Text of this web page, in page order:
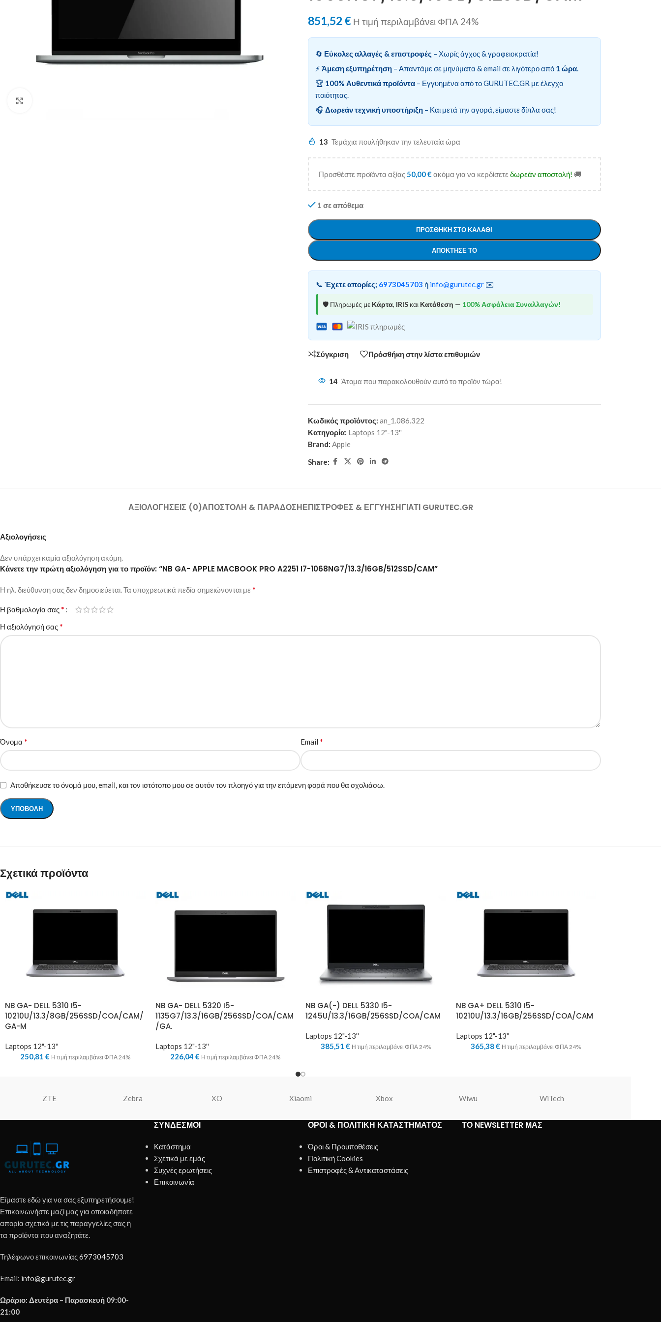
851,52€ Η τιμή περιλαμβάνει ΦΠΑ 24%
🔄 Εύκολες αλλαγές & επιστροφές – Χωρίς άγχος & γραφειοκρατία!
⚡ Άμεση εξυπηρέτηση– Απαντάμε σε μηνύματα & email σε λιγότερο από 1 ώρα.
🏆 100% Αυθεντικά προϊόντα– Εγγυημένα από το GURUTEC.GR με έλεγχο
ποιότητας.
🎧 Δωρεάν τεχνική υποστήριξη– Και μετά την αγορά, είμαστε δίπλα σας!
13 Τεμάχια πουλήθηκαν την τελευταία ώρα
Προσθέστε προϊόντα αξίας50,00€ ακόμα για να κερδίσετε δωρεάν αποστολή! 🚚
1 σε απόθεμα
ΠΡΟΣΘΉΚΗ ΣΤΟ ΚΑΛΆΘΙ
ΑΠΌΚΤΗΣΕ ΤΟ
📞 Έχετε απορίες; 6973045703 ή info@gurutec.gr✉️
🛡️ Πληρωμές με Κάρτα, IRISκαι Κατάθεση — 100% Ασφάλεια Συναλλαγών!
Σύγκριση Πρόσθήκη στην λίστα επιθυμιών
14 Άτομα που παρακολουθούν αυτό το προϊόν τώρα!
Κωδικός προϊόντος: an_1.086.322
Κατηγορία: Laptops 12"-13''
Brand: Apple
Share:
ΑΞΙΟΛΟΓΉΣΕΙΣ (0)ΑΠΟΣΤΟΛΉ & ΠΑΡΆΔΟΣΗΕΠΙΣΤΡΟΦΈΣ & ΕΓΓΎΗΣΗΓΙΑΤΊ GURUTEC.GR
Αξιολογήσεις
Δεν υπάρχει καμία αξιολόγηση ακόμη.
Κάνετε την πρώτη αξιολόγηση για το προϊόν: “NB GA- APPLE MACBOOK PRO A2251 I7-1068NG7/13.3/16GB/512SSD/CAM”
Η ηλ. διεύθυνση σας δεν δημοσιεύεται.Τα υποχρεωτικά πεδία σημειώνονται με *
Η βαθμολογία σας*
Η αξιολόγησή σας*
Όνομα * Email *
Αποθήκευσε το όνομά μου, email, και τον ιστότοπο μου σε αυτόν τον πλοηγό για την επόμενη φορά που θα σχολιάσω.
Σχετικά προϊόντα
NB GA- DELL 5310 I5-
10210U/13.3/8GB/256SSD/COA/CAM/
GA-M
Laptops 12"-13''
250,81 € Η τιμή περιλαμβάνει ΦΠΑ 24%
NB GA- DELL 5320 I5-
1135G7/13.3/16GB/256SSD/COA/CAM
/GA.
Laptops 12"-13''
226,04€ Η τιμή περιλαμβάνει ΦΠΑ 24%
NB GA(-) DELL 5330 I5-
1245U/13.3/16GB/256SSD/COA/CAM
Laptops 12"-13''
385,51 € Η τιμή περιλαμβάνει ΦΠΑ 24%
NB GA+ DELL 5310 I5-
10210U/13.3/16GB/256SSD/COA/CAM
Laptops 12"-13''
365,38€ Η τιμή περιλαμβάνει ΦΠΑ 24%
ZTE Zebra XO Xiaomi Xbox Wiwu WiTech
Είμαστε εδώ για να σας εξυπηρετήσουμε!
Επικοινωνήστε μαζί μας για οποιαδήποτε
απορία σχετικά με τις παραγγελίες σας ή
τα προϊόντα που αναζητάτε.
Τηλέφωνο επικοινωνίας6973045703
Email: info@gurutec.gr
Ωράριο: Δευτέρα – Παρασκευή 09:00-
21:00
ΣΎΝΔΕΣΜΟΙ
Κατάστημα
Σχετικά με εμάς
Συχνές ερωτήσεις
Επικοινωνία
ΌΡΟΙ & ΠΟΛΙΤΙΚΉ ΚΑΤΑΣΤΉΜΑΤΟΣ
Όροι & Προυποθέσεις
Πολιτική Cookies
Επιστροφές & Αντικαταστάσεις
ΤΟ NEWSLETTER ΜΑΣ